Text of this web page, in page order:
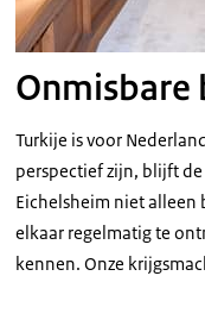
Turkije is voor
perspectief zijn, blijft
Eichelsheim niet
elkaar regelmatig te
kennen. Onze